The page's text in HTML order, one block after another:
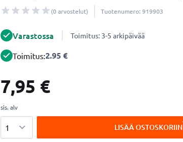
(0 arvostelut) Tuotenumero: 919903
Varastossa Toimitus: 3-5 arkipäivää
Toimitus:2.95 €
7,95 €
sis. alv
LISÄÄ OSTOSKORIIN